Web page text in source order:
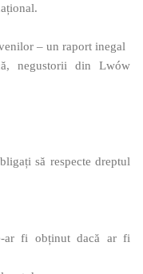
– un raport inegal
negustorii din Lwów
să respecte dreptul
ar fi obținut dacă ar fi